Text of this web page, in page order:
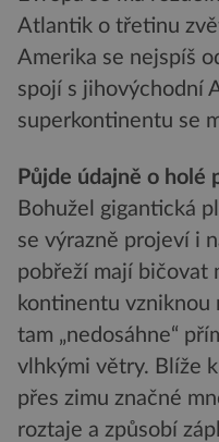
Atlantik o třetinu
Amerika se nejspíš
spojí s jihovýchodní
superkontinentu se
Půjde údajně o holé
Bohužel gigantická
se výrazně projeví i
pobřeží mají bičovat
kontinentu vzniknou
tam „nedosáhne“
vlhkými větry. Blíže
přes zimu značné
roztaje a způsobí